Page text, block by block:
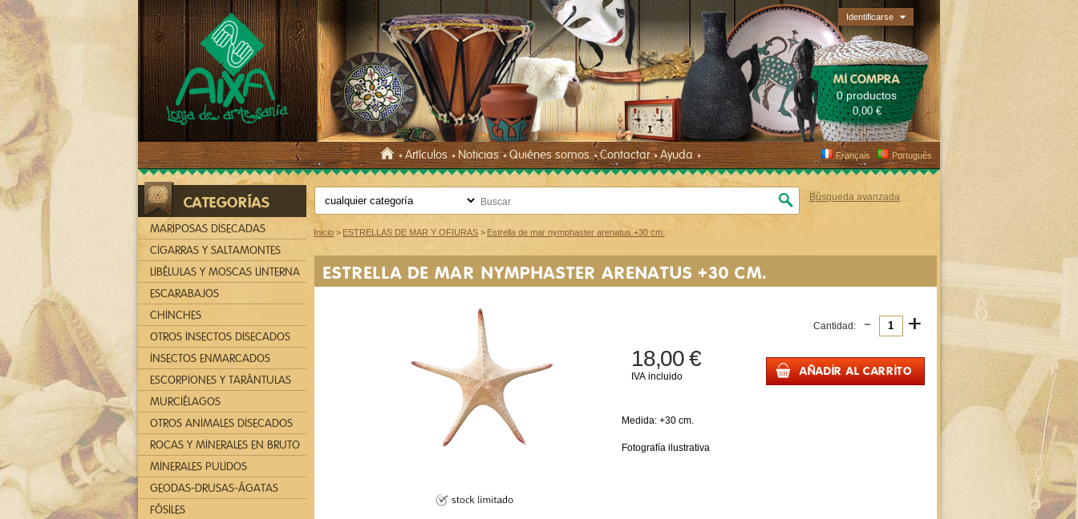
Inicio > ESTRELLAS DE MAR Y OFIURAS > Estrella de mar nymphaster arenatus +30 cm.
ESTRELLA DE MAR NYMPHASTER ARENATUS +30 CM.
Cantidad: - +
18,00 €
IVA incluido
Medida: +30 cm.
Fotografía ilustrativa
CATEGORÍAS
MARIPOSAS DISECADAS
CIGARRAS Y SALTAMONTES
LIBÉLULAS Y MOSCAS LINTERNA
ESCARABAJOS
CHINCHES
OTROS INSECTOS DISECADOS
INSECTOS ENMARCADOS
ESCORPIONES Y TARÁNTULAS
MURCIÉLAGOS
OTROS ANIMALES DISECADOS
ROCAS Y MINERALES EN BRUTO
MINERALES PULIDOS
GEODAS-DRUSAS-ÁGATAS
FÓSILES
Français Português
MI COMPRA
0 productos
0,00 €
Búsqueda avanzada
Identificarse
Artículos Noticias Quiénes somos Contactar Ayuda